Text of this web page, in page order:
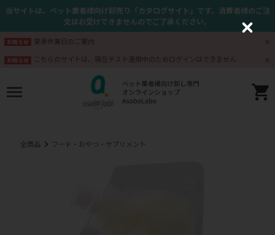
当サイトは、ペット業者様向け卸売り「カタログサイト」です。消費者様のご注
文はお受けできませんのでご了承ください。
お知らせ 夏季休業日のご案内
お知らせ こちらのサイトは、現在テスト運用中のためログインはできません
全商品 フード・おやつ・サプリメント
C